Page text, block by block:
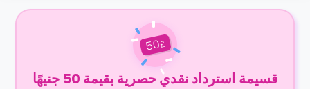
£
50
قسيمة استرداد نقدي حصرية بقيمة 50 جنيهًا